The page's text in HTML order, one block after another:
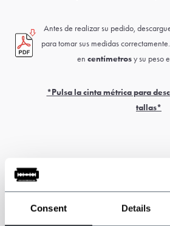
Consent Details
Antes de realizar su pedido,
para tomar sus medidas
en centímetrosy su peso
*Pulsa la cinta métrica para
tallas*
Nota: este producto está hecho a mano.
ser de 6 a 8 semanas.
Pueden aplicarse